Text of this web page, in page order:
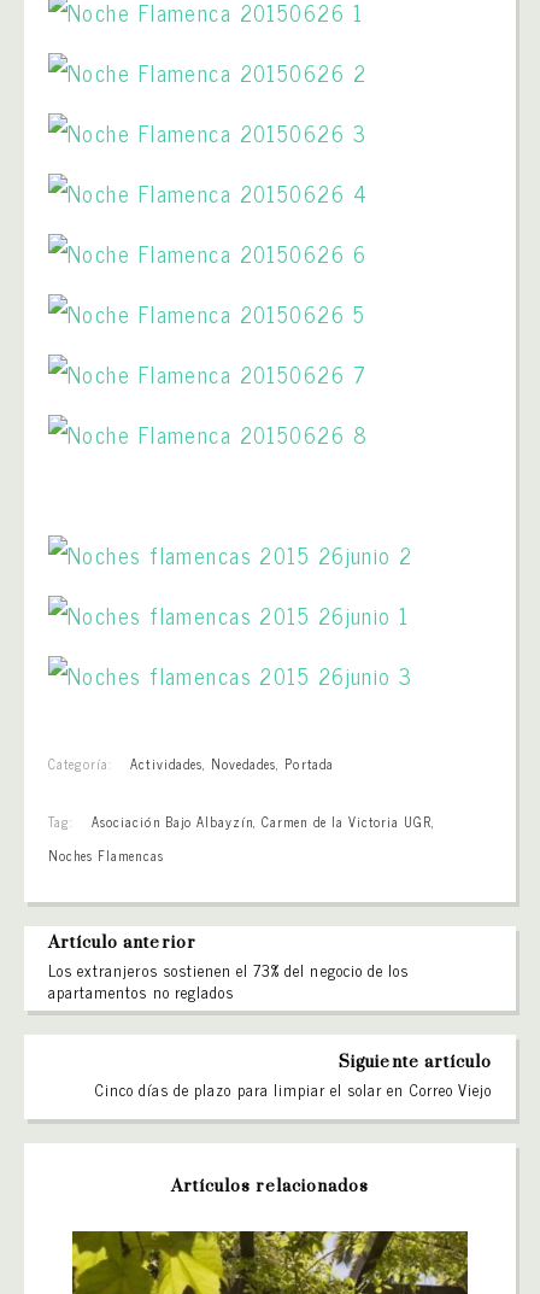
Categoría: Actividades, Novedades, Portada
Tag: Asociación Bajo Albayzín,Carmen de la Victoria UGR,
Noches Flamencas
Artículo anterior
Los extranjeros sostienen el 73% del negocio de los
apartamentos no reglados
Siguiente artículo
Cinco días de plazo para limpiar el solar en Correo Viejo
Artículos relacionados